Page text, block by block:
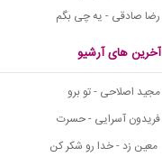
رضا صادقی - یه چی بگم
آخرین های آرشیو
مجید اصلاحی - تو برو
فریدون آسرایی - حسرت
معین زد - خدا رو شکر کن